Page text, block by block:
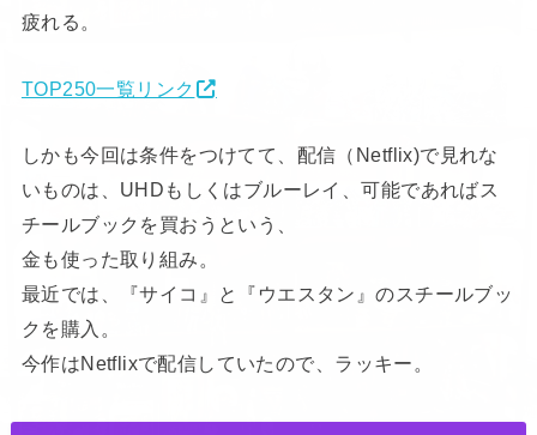
疲れる。
TOP250一覧リンク
しかも今回は条件をつけてて、配信（Netflix)で見れな
いものは、UHDもしくはブルーレイ、可能であればス
チールブックを買おうという、
金も使った取り組み。
最近では、『サイコ』と『ウエスタン』のスチールブッ
クを購入。
今作はNetflixで配信していたので、ラッキー。